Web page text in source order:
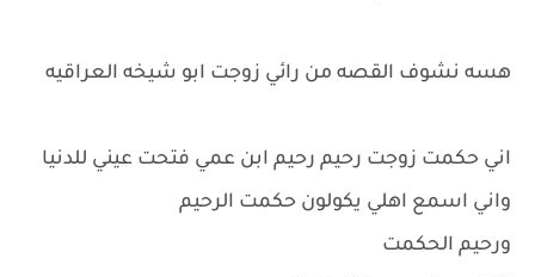
هسه نشوف القصه من رائي زوجت ابو شيخه العراقيه
اني حكمت زوجت رحيم رحيم ابن عمي فتحت عيني للدنيا
واني اسمع اهلي يكولون حكمت الرحيم
ورحيم الحكمت